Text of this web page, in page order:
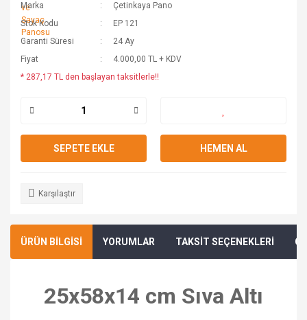
Marka
Çetinkaya Pano
Stok Kodu
EP 121
Garanti Süresi
24 Ay
Fiyat
4.000,00 TL + KDV
* 287,17 TL den başlayan taksitlerle!!
SEPETE EKLE HEMEN AL
Karşılaştır
ÜRÜN BİLGİSİ YORUMLAR TAKSİT SEÇENEKLERİ
25x58x14 cm Sıva Altı